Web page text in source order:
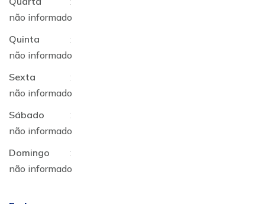
não informado
Quinta
:
não informado
Sexta
:
não informado
Sábado
:
não informado
Domingo
:
não informado